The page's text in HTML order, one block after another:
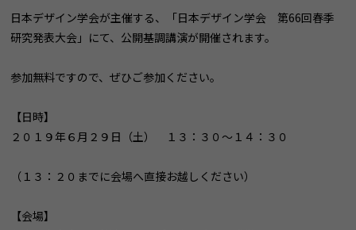
日本デザイン学会が主催する、「日本デザイン学会 第66回春季
研究発表大会」にて、公開基調講演が開催されます。
参加無料ですので、ぜひご参加ください。
【日時】
２０１９年６月２９日（土） １３：３０～１４：３０
（１３：２０までに会場へ直接お越しください）
【会場】